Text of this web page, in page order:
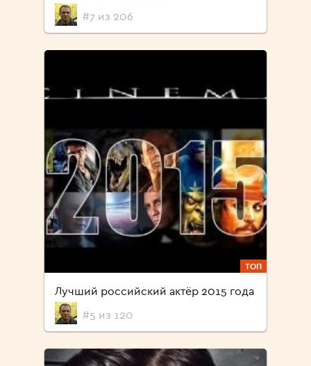
#7 из 206
ТОП
Лучший российский актёр 2015 года
#5 из 120